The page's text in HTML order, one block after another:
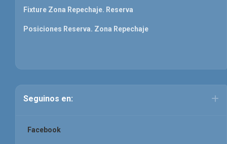
Fixture Zona Repechaje. Reserva
Posiciones Reserva. Zona Repechaje
Seguinos en:
Facebook